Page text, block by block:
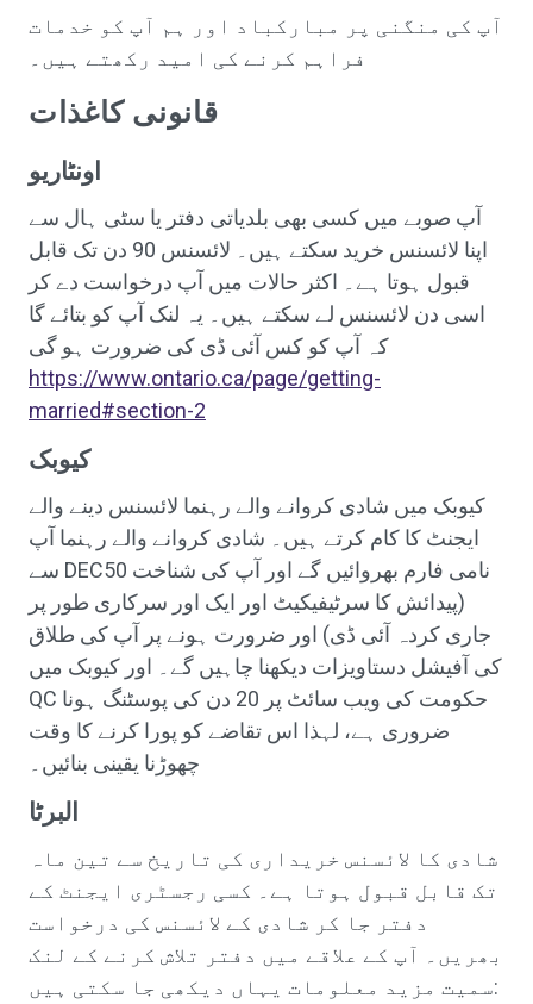
آپ کی منگنی پر مبارکباد اور ہم آپ کو خدمات
فراہم کرنے کی امید رکھتے ہیں۔
قانونی کاغذات
اونٹاریو
آپ صوبے میں کسی بھی بلدیاتی دفتر یا سٹی ہال سے
اپنا لائسنس خرید سکتے ہیں۔ لائسنس 90 دن تک قابل
قبول ہوتا ہے۔ اکثر حالات میں آپ درخواست دے کر
اسی دن لائسنس لے سکتے ہیں۔ یہ لنک آپ کو بتائے گا
کہ آپ کو کس آئی ڈی کی ضرورت ہو گی
https://www.ontario.ca/page/getting-
married#section-2
کیوبک
کیوبک میں شادی کروانے والے رہنما لائسنس دینے والے
ایجنٹ کا کام کرتے ہیں۔ شادی کروانے والے رہنما آپ
سے DEC50 نامی فارم بھروائیں گے اور آپ کی شناخت
(پیدائش کا سرٹیفیکیٹ اور ایک اور سرکاری طور پر
جاری کردہ آئی ڈی) اور ضرورت ہونے پر آپ کی طلاق
کی آفیشل دستاویزات دیکھنا چاہیں گے۔ اور کیوبک میں
QC حکومت کی ویب سائٹ پر 20 دن کی پوسٹنگ ہونا
ضروری ہے، لہذا اس تقاضے کو پورا کرنے کا وقت
چھوڑنا یقینی بنائیں۔
البرٹا
شادی کا لائسنس خریداری کی تاریخ سے تین ماہ
تک قابل قبول ہوتا ہے۔ کسی رجسٹری ایجنٹ کے
دفتر جا کر شادی کے لائسنس کی درخواست
بھریں۔ آپ کے علاقے میں دفتر تلاش کرنے کے لنک
سمیت مزید معلومات یہاں دیکھی جا سکتی ہیں: